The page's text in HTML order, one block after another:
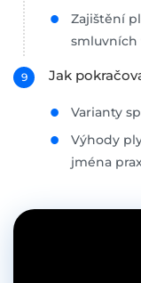
Zajištění
smluvních
Jak
Varianty
Výhody
jména